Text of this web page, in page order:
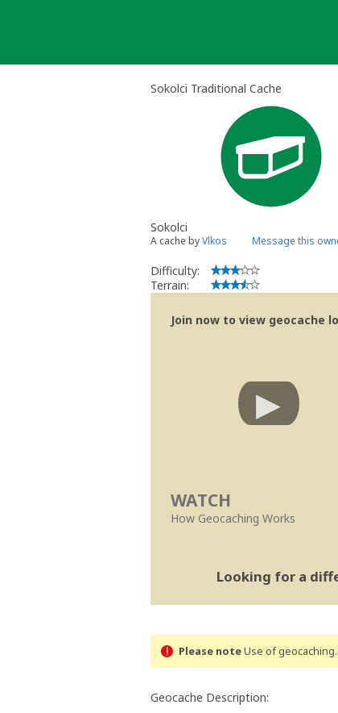
Sokolci Traditional Cache
Sokolci
A cache byVlkos Message this
Difficulty:
Terrain:
Join now to view geocache
WATCH
How Geocaching Works
Looking for a
Please noteUse of
Geocache Description: